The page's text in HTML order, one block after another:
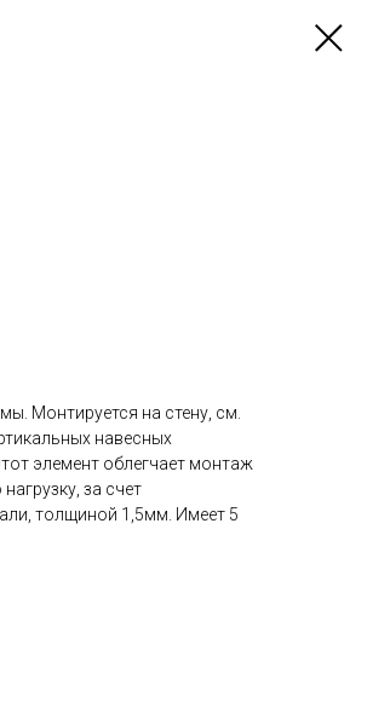
Монтируется на стену, см.
навесных
элемент облегчает монтаж
за счет
толщиной 1,5мм. Имеет 5